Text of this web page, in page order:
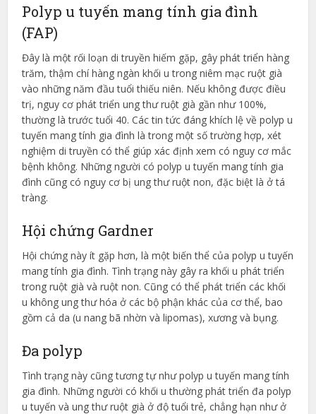
Polyp u tuyến mang tính gia đình
(FAP)
Đây là một rối loạn di truyền hiếm gặp, gây phát triển hàng
trăm, thậm chí hàng ngàn khối u trong niêm mạc ruột già
vào những năm đầu tuổi thiếu niên. Nếu không được điều
trị, nguy cơ phát triển ung thư ruột già gần như 100%,
thường là trước tuổi 40. Các tin tức đáng khích lệ về polyp u
tuyến mang tính gia đình là trong một số trường hợp, xét
nghiệm di truyền có thể giúp xác định xem có nguy cơ mắc
bệnh không. Những người có polyp u tuyến mang tính gia
đình cũng có nguy cơ bị ung thư ruột non, đặc biệt là ở tá
tràng.
Hội chứng Gardner
Hội chứng này ít gặp hơn, là một biến thể của polyp u tuyến
mang tính gia đình. Tình trạng này gây ra khối u phát triển
trong ruột già và ruột non. Cũng có thể phát triển các khối
u không ung thư hóa ở các bộ phận khác của cơ thể, bao
gồm cả da (u nang bã nhờn và lipomas), xương và bụng.
Đa polyp
Tình trạng này cũng tương tự như polyp u tuyến mang tính
gia đình. Những người có khối u thường phát triển đa polyp
u tuyến và ung thư ruột già ở độ tuổi trẻ, chẳng hạn như ở